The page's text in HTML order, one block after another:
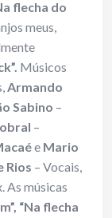
flecha do
meus,
Músicos
Armando
Sabino –
–
e Mario
Rios – Vocais,
As músicas
“Na flecha